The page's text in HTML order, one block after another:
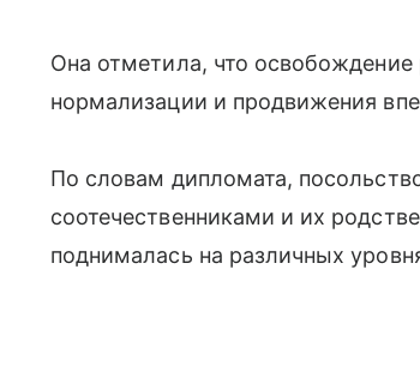
Она отметила, что
нормализации и продвижения
По словам дипломата,
соотечественниками и их
поднималась на различных